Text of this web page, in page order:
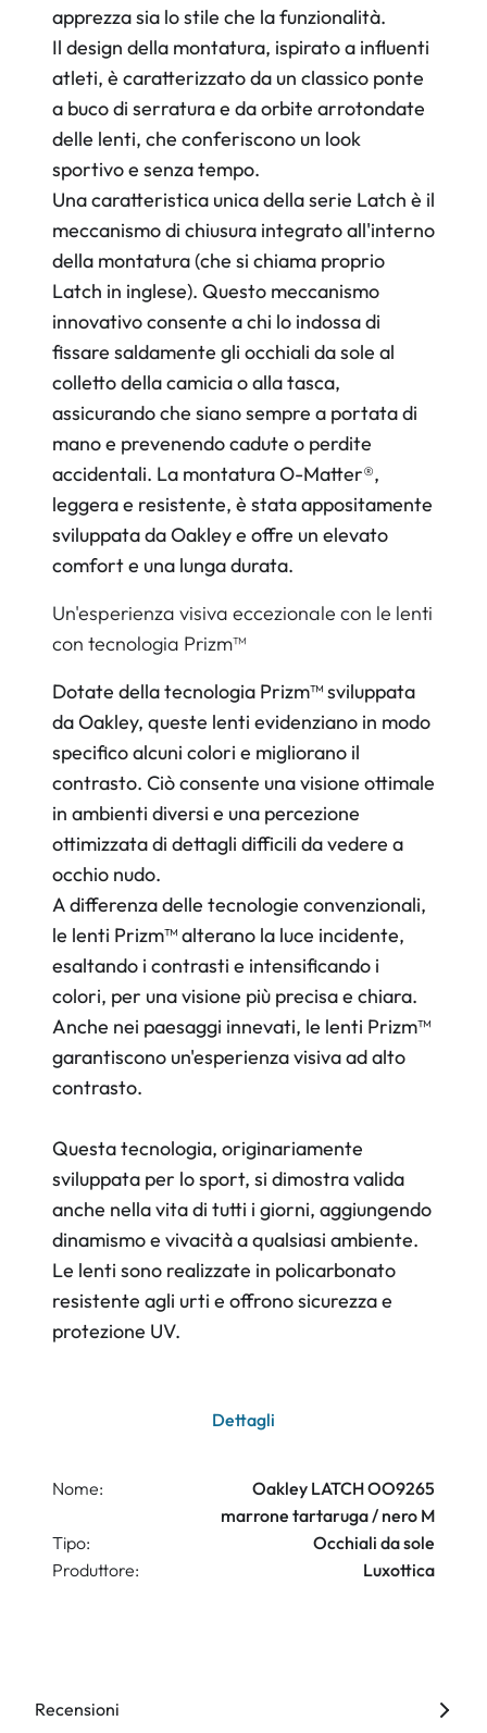
apprezza sia lo stile che la funzionalità.
Il design della montatura, ispirato a influenti
atleti, è caratterizzato da un classico ponte
a buco di serratura e da orbite arrotondate
delle lenti, che conferiscono un look
sportivo e senza tempo.
Una caratteristica unica della serie Latch è il
meccanismo di chiusura integrato all'interno
della montatura (che si chiama proprio
Latch in inglese). Questo meccanismo
innovativo consente a chi lo indossa di
fissare saldamente gli occhiali da sole al
colletto della camicia o alla tasca,
assicurando che siano sempre a portata di
mano e prevenendo cadute o perdite
accidentali. La montatura O-Matter®,
leggera e resistente, è stata appositamente
sviluppata da Oakley e offre un elevato
comfort e una lunga durata.
Un'esperienza visiva eccezionale con le lenti
con tecnologia Prizm™
Dotate della tecnologia Prizm™ sviluppata
da Oakley, queste lenti evidenziano in modo
specifico alcuni colori e migliorano il
contrasto. Ciò consente una visione ottimale
in ambienti diversi e una percezione
ottimizzata di dettagli difficili da vedere a
occhio nudo.
A differenza delle tecnologie convenzionali,
le lenti Prizm™ alterano la luce incidente,
esaltando i contrasti e intensificando i
colori, per una visione più precisa e chiara.
Anche nei paesaggi innevati, le lenti Prizm™
garantiscono un'esperienza visiva ad alto
contrasto.
Questa tecnologia, originariamente
sviluppata per lo sport, si dimostra valida
anche nella vita di tutti i giorni, aggiungendo
dinamismo e vivacità a qualsiasi ambiente.
Le lenti sono realizzate in policarbonato
resistente agli urti e offrono sicurezza e
protezione UV.
Dettagli
Nome:
Oakley LATCH OO9265
marrone tartaruga / nero M
Tipo:
Occhiali da sole
Produttore:
Luxottica
Recensioni